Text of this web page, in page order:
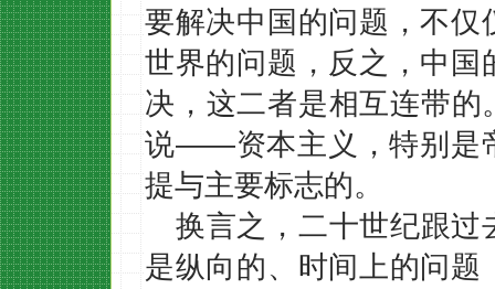
要解决中国的问题，不
世界的问题，反之，中
决，这二者是相互连带
说——资本主义，特别是
提与主要标志的。
换言之，二十世纪跟过
是纵向的、时间上的问